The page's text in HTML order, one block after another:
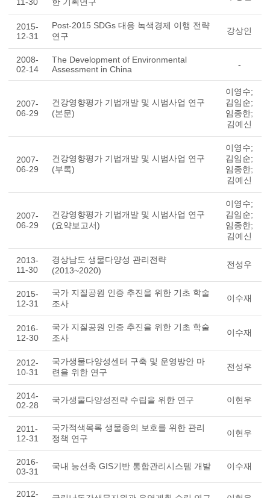
2015-
12-31
Post-2015 SDGs 대응 녹색경제 이행 전략
연구
강상인
2008-
02-14
The Development of Environmental
Assessment in China
-
2007-
06-29
건강영향평가 기법개발 및 시범사업 연구
(본문)
이영수;
김임순;
임종한;
김예신
2007-
06-29
건강영향평가 기법개발 및 시범사업 연구
(부록)
이영수;
김임순;
임종한;
김예신
2007-
06-29
건강영향평가 기법개발 및 시범사업 연구
(요약보고서)
이영수;
김임순;
임종한;
김예신
2013-
11-30
경상남도 생물다양성 관리전략
(2013~2020)
전성우
2015-
12-31
국가 지질공원 인증 추진을 위한 기초 학술
조사
이수재
2016-
12-30
국가 지질공원 인증 추진을 위한 기초 학술
조사
이수재
2012-
10-31
국가생물다양성센터 구축 및 운영방안 마
련을 위한 연구
전성우
2014-
02-28
국가생물다양성전략 수립을 위한 연구 이현우
2011-
12-31
국가적색목록 생물종의 보호를 위한 관리
정책 연구
이현우
2016-
03-31
국내 능선축 GIS기반 통합관리시스템 개발 이수재
2012-